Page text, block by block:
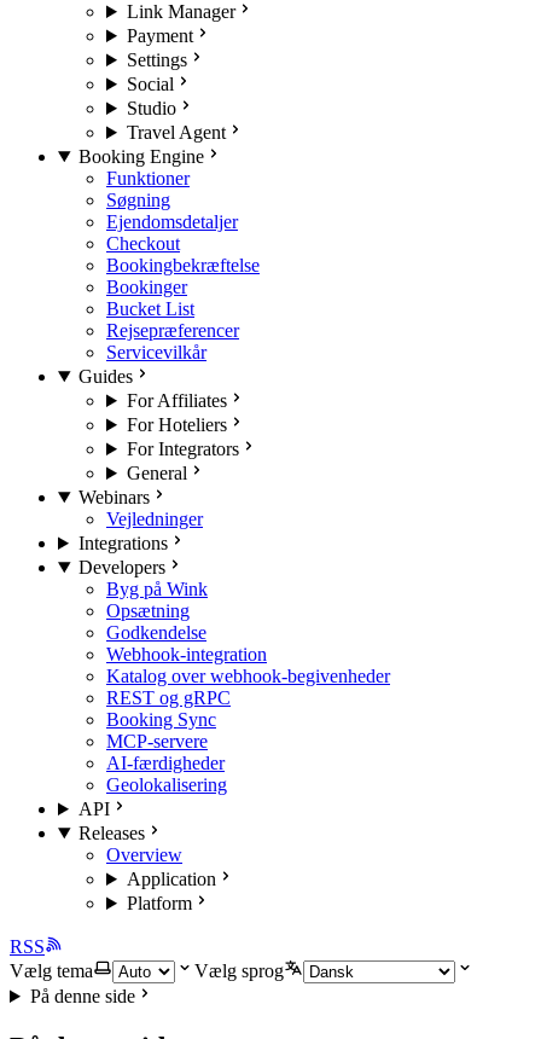
Link Manager
Payment
Settings
Social
Studio
Travel Agent
Booking Engine
Funktioner
Søgning
Ejendomsdetaljer
Checkout
Bookingbekræftelse
Bookinger
Bucket List
Rejsepræferencer
Servicevilkår
Guides
For Affiliates
For Hoteliers
For Integrators
General
Webinars
Vejledninger
Integrations
Developers
Byg på Wink
Opsætning
Godkendelse
Webhook-integration
Katalog over webhook-begivenheder
REST og gRPC
Booking Sync
MCP-servere
AI-færdigheder
Geolokalisering
API
Releases
Overview
Application
Platform
RSS
Vælg tema
Vælg sprog
På denne side